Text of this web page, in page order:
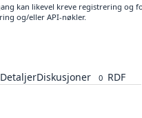
kan likevel kreve registrering og
og/eller API-nøkler.
DetaljerDiskusjoner 0 RDF